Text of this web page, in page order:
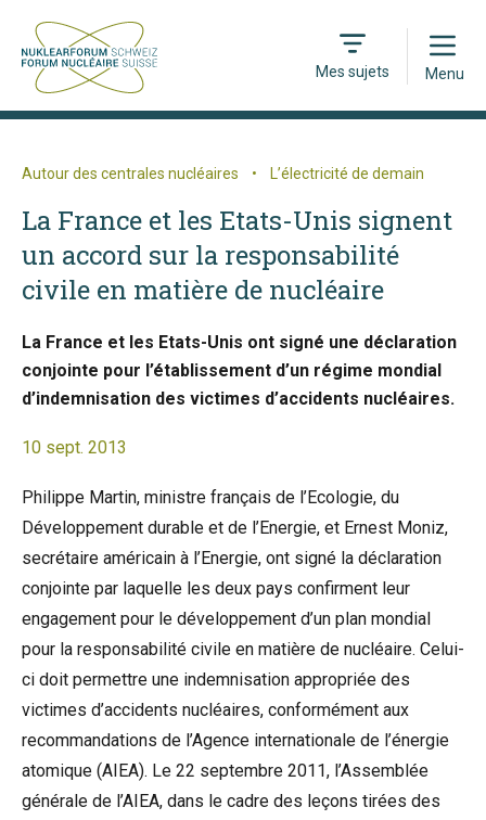
Mes sujets
Open
Menu
Autour des centrales nucléaires • L’électricité de demain
La France et les Etats-Unis signent
un accord sur la responsabilité
civile en matière de nucléaire
La France et les Etats-Unis ont signé une déclaration
conjointe pour l’établissement d’un régime mondial
d’indemnisation des victimes d’accidents nucléaires.
10 sept. 2013
Philippe Martin, ministre français de l’Ecologie, du
Développement durable et de l’Energie, et Ernest Moniz,
secrétaire américain à l’Energie, ont signé la déclaration
conjointe par laquelle les deux pays confirment leur
engagement pour le développement d’un plan mondial
pour la responsabilité civile en matière de nucléaire. Celui-
ci doit permettre une indemnisation appropriée des
victimes d’accidents nucléaires, conformément aux
recommandations de l’Agence internationale de l’énergie
atomique (AIEA). Le 22 septembre 2011, l’Assemblée
générale de l’AIEA, dans le cadre des leçons tirées des